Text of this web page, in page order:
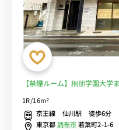
【禁煙ルーム】桐朋学園大
洗濯機や冷蔵庫など生活家電
ル中！
1R/16m²
京王線 仙川駅 徒歩6分
東京都調布市若葉町2-1-6